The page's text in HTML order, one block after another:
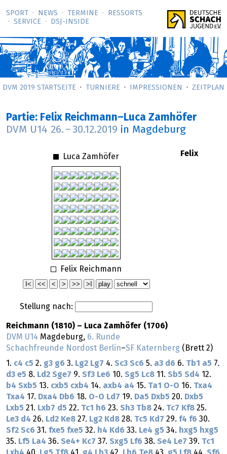
SPORT NEWS TERMINE
RESSORTS
SERVICE
DSJ-­INSIDE
DVM 2019 STARTSEITE TURNIERE IMPRESSIONEN ZEITPLAN
Partie: Felix Reichmann–Luca Zamhöfer
DVM U14 26. – 30.12.2019 in Magdeburg
Luca Zamhöfer
Felix Reichmann
Stellung nach:
Felix
Reichmann (1810) – Luca Zamhöfer (1706)
DVM U14 Magdeburg, 6. Runde
Schachfreunde Nordost Berlin–SF Katernberg (Brett 2)
1. c4 c5 2. g3 g6 3. Lg2 Lg7 4. Sc3 Sc6 5. a3 d6 6. Tb1 a5 7.
d3 e5 8. Ld2 Sge7 9. Sf3 Le6 10. Sg5 Lc8 11. Sb5 Sd4 12.
b4 Sxb5 13. cxb5 cxb4 14. axb4 a4 15. Ta1 O-O 16. Txa4
Txa4 17. Dxa4 Db6 18. O-O Ld7 19. Da5 Dxb5 20. Dxb5
Lxb5 21. Lxb7 d5 22. Tc1 h6 23. Sh3 Tb8 24. Tc7 Kf8 25.
Le3 d4 26. Ld2 Ke8 27. Lg2 Kd8 28. Tc5 Kd7 29. f4 f6 30.
Sf2 Sc6 31. fxe5 fxe5 32. h4 Kd6 33. Le4 g5 34. hxg5 hxg5
35. Lf5 La4 36. Se4+ Kc7 37. Sxg5 Lf6 38. Se4 Le7 39. Tc1
Lxb4 40. Lg5 Tf8 41. g4 Lb3 42. Lh6 Te8 43. g5 Lf8 44. Sf6